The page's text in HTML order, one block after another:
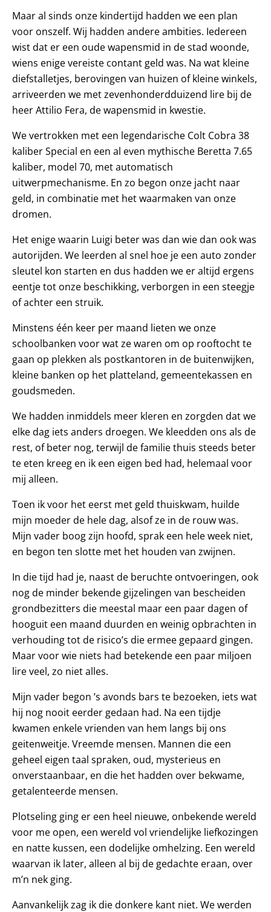
Maar al sinds onze kindertijd hadden we een plan
voor onszelf. Wij hadden andere ambities. Iedereen
wist dat er een oude wapensmid in de stad woonde,
wiens enige vereiste contant geld was. Na wat kleine
diefstalletjes, berovingen van huizen of kleine winkels,
arriveerden we met zevenhonderdduizend lire bij de
heer Attilio Fera, de wapensmid in kwestie.
We vertrokken met een legendarische Colt Cobra 38
kaliber Special en een al even mythische Beretta 7.65
kaliber, model 70, met automatisch
uitwerpmechanisme. En zo begon onze jacht naar
geld, in combinatie met het waarmaken van onze
dromen.
Het enige waarin Luigi beter was dan wie dan ook was
autorijden. We leerden al snel hoe je een auto zonder
sleutel kon starten en dus hadden we er altijd ergens
eentje tot onze beschikking, verborgen in een steegje
of achter een struik.
Minstens één keer per maand lieten we onze
schoolbanken voor wat ze waren om op rooftocht te
gaan op plekken als postkantoren in de buitenwijken,
kleine banken op het platteland, gemeentekassen en
goudsmeden.
We hadden inmiddels meer kleren en zorgden dat we
elke dag iets anders droegen. We kleedden ons als de
rest, of beter nog, terwijl de familie thuis steeds beter
te eten kreeg en ik een eigen bed had, helemaal voor
mij alleen.
Toen ik voor het eerst met geld thuiskwam, huilde
mijn moeder de hele dag, alsof ze in de rouw was.
Mijn vader boog zijn hoofd, sprak een hele week niet,
en begon ten slotte met het houden van zwijnen.
In die tijd had je, naast de beruchte ontvoeringen, ook
nog de minder bekende gijzelingen van bescheiden
grondbezitters die meestal maar een paar dagen of
hooguit een maand duurden en weinig opbrachten in
verhouding tot de risico’s die ermee gepaard gingen.
Maar voor wie niets had betekende een paar miljoen
lire veel, zo niet alles.
Mijn vader begon ’s avonds bars te bezoeken, iets wat
hij nog nooit eerder gedaan had. Na een tijdje
kwamen enkele vrienden van hem langs bij ons
geitenweitje. Vreemde mensen. Mannen die een
geheel eigen taal spraken, oud, mysterieus en
onverstaanbaar, en die het hadden over bekwame,
getalenteerde mensen.
Plotseling ging er een heel nieuwe, onbekende wereld
voor me open, een wereld vol vriendelijke liefkozingen
en natte kussen, een dodelijke omhelzing. Een wereld
waarvan ik later, alleen al bij de gedachte eraan, over
m’n nek ging.
Aanvankelijk zag ik die donkere kant niet. We werden